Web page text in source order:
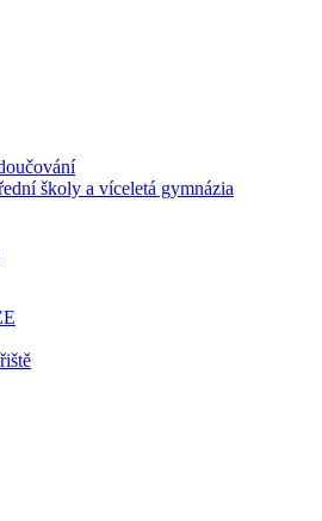
školy a víceletá gymnázia